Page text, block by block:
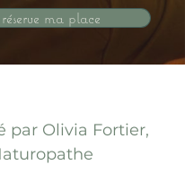
ma place
par Olivia Fortier,